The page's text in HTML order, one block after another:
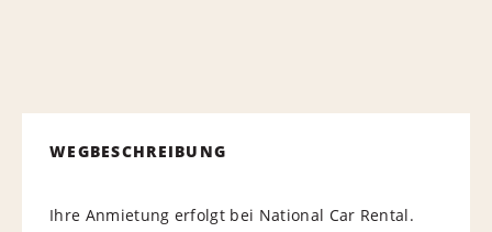
WEGBESCHREIBUNG
Ihre Anmietung erfolgt bei National Car Rental.